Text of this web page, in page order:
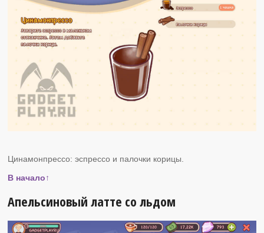
Цинамонпрессо: эспрессо и палочки корицы.
В начало↑
Апельсиновый латте со льдом